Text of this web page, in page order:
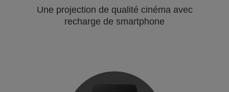
Une projection de qualité cinéma avec
recharge de smartphone